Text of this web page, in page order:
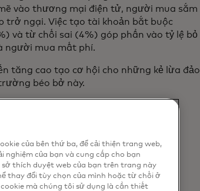
vào thương mại điện tử, người mua sắm
trở ngại. Việc tạo tài khoản bắt buộc
và từ chối sai (4%) góp phần vào tỷ lệ bỏ
người mua mất phí.
tăng cao tạo cơ hội cho những kẻ lừa đảo
béo bở này.
của bên thứ ba, để cải thiện trang web,
của bạn và cung cấp cho bạn
thích duyệt web của bạn trên trang này
thay đổi tùy chọn của mình hoặc từ chối ở
mà chúng tôi sử dụng là cần thiết